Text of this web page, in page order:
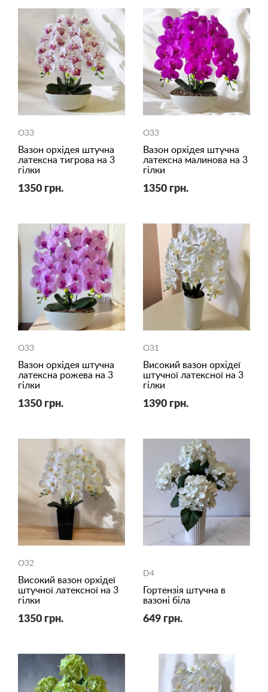
O33
Вазон орхідея штучна
латексна тигрова на 3
гілки
1350 грн.
O33
Вазон орхідея штучна
латексна малинова на 3
гілки
1350 грн.
O33
Вазон орхідея штучна
латексна рожева на 3
гілки
1350 грн.
O31
Високий вазон орхідеї
штучної латексної на 3
гілки
1390 грн.
O32
Високий вазон орхідеї
штучної латексної на 3
гілки
1350 грн.
D4
Гортензія штучна в
вазоні біла
649 грн.